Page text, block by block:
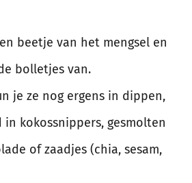
beetje van het mengsel en
bolletjes van.
je ze nog ergens in dippen,
kokossnippers, gesmolten
of zaadjes (chia, sesam,